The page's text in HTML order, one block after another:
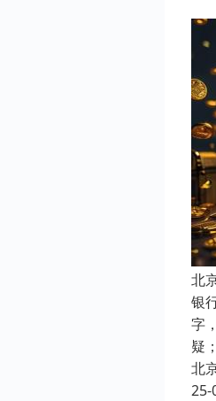
北
银
字
疑
北
25-